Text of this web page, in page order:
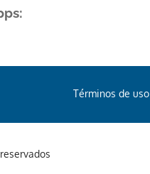
Términos de uso